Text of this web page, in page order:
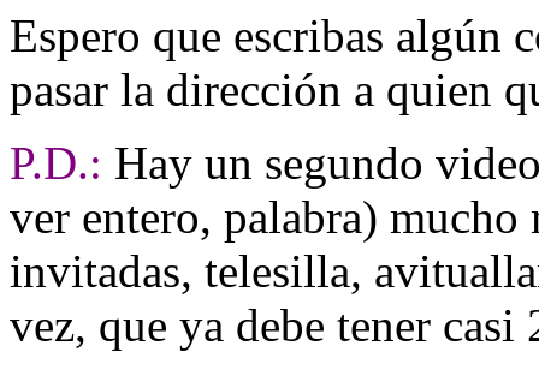
Espero que escribas algún
pasar la dirección a quien
P.D.: Hay un segundo
ver entero, palabra) mucho
invitadas, telesilla,
vez, que ya debe tener